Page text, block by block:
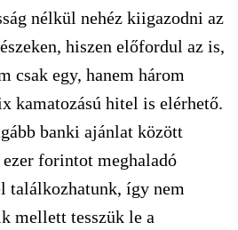
nélkül nehéz kiigazodni az
hiszen előfordul az is,
csak egy, hanem három
kamatozású hitel is elérhető.
banki ajánlat között
forintot meghaladó
találkozhatunk, így nem
mellett tesszük le a